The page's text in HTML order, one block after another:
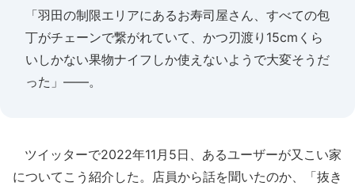
「羽田の制限エリアにあるお寿司屋さん、すべての包
丁がチェーンで繋がれていて、かつ刃渡り15cmくら
いしかない果物ナイフしか使えないようで大変そうだ
った」――。
ツイッターで2022年11月5日、あるユーザーが又こい家
についてこう紹介した。店員から話を聞いたのか、「抜き